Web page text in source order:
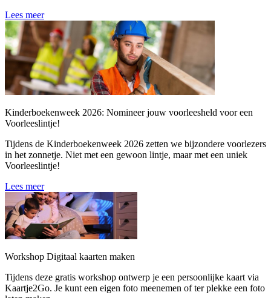
Lees meer
Kinderboekenweek 2026: Nomineer jouw voorleesheld voor een
Voorleeslintje!
Tijdens de Kinderboekenweek 2026 zetten we bijzondere voorlezers
in het zonnetje. Niet met een gewoon lintje, maar met een uniek
Voorleeslintje!
Lees meer
Workshop Digitaal kaarten maken
Tijdens deze gratis workshop ontwerp je een persoonlijke kaart via
Kaartje2Go. Je kunt een eigen foto meenemen of ter plekke een foto